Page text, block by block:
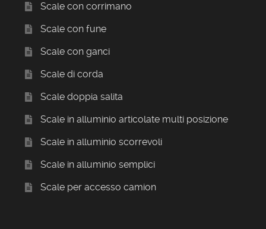
Scale con corrimano
Scale con fune
Scale con ganci
Scale di corda
Scale doppia salita
Scale in alluminio articolate multi posizione
Scale in alluminio scorrevoli
Scale in alluminio semplici
Scale per accesso camion